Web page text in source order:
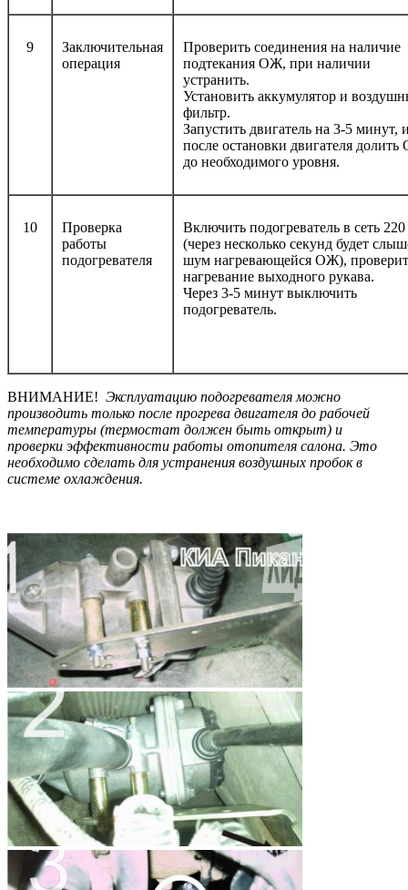
9
Заключительная
операция
Проверить соединения на наличие
подтекания ОЖ, при наличии
устранить.
Установить аккумулятор и
фильтр.
Запустить двигатель на 3-5 минут,
после остановки двигателя
до необходимого уровня.
10
Проверка
работы
подогревателя
Включить подогреватель в сеть
(через несколько секунд будет
шум нагревающейся ОЖ),
нагревание выходного рукава.
Через 3-5 минут выключить
подогреватель.
ВНИМАНИЕ! Эксплуатацию подогревателя можно
производить только после прогрева двигателя до рабочей
температуры (термостат должен быть открыт) и
проверки эффективности работы отопителя салона. Это
необходимо сделать для устранения воздушных пробок в
системе охлаждения.